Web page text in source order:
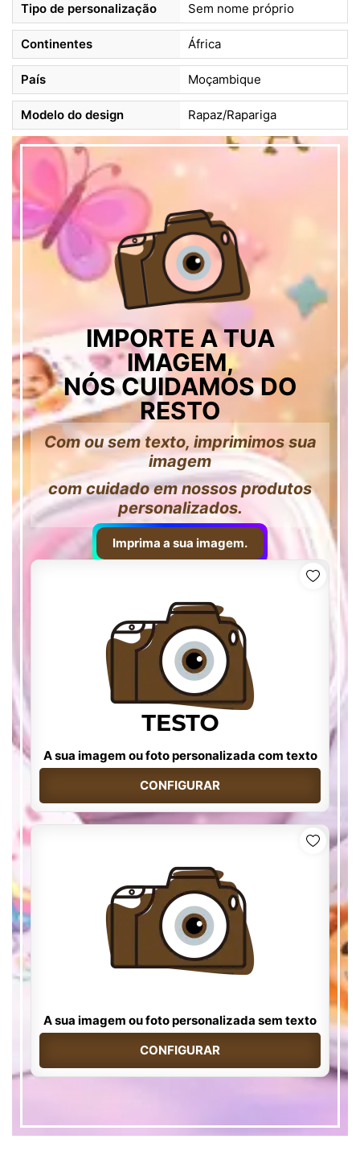
Tipo de personalização Sem nome próprio
Continentes África
País Moçambique
Modelo do design Rapaz/Rapariga
IMPORTE A TUA
IMAGEM,
NÓS CUIDAMOS DO
RESTO
Com ou sem texto, imprimimos sua
imagem
com cuidado em nossos produtos
personalizados.
Imprima a sua imagem.
A sua imagem ou foto personalizada com texto
CONFIGURAR
A sua imagem ou foto personalizada sem texto
CONFIGURAR